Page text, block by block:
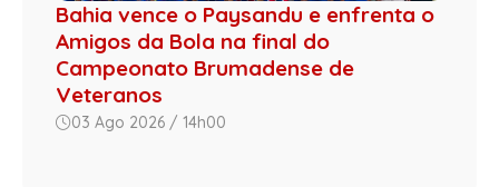
Bahia vence o Paysandu e enfrenta o
Amigos da Bola na final do
Campeonato Brumadense de
Veteranos
03 Ago 2026 / 14h00